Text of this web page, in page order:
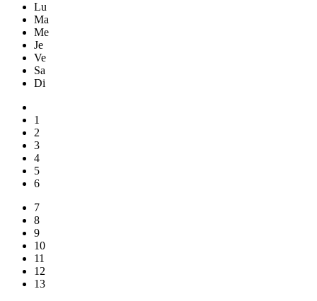
Lu
Ma
Me
Je
Ve
Sa
Di
1
2
3
4
5
6
7
8
9
10
11
12
13